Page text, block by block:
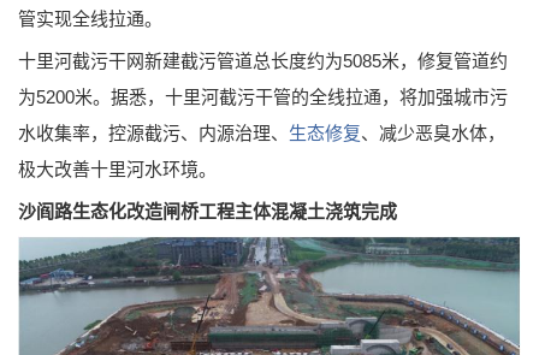
管实现全线拉通。
十里河截污干网新建截污管道总长度约为5085米，修复管道约
为5200米。据悉，十里河截污干管的全线拉通，将加强城市污
水收集率，控源截污、内源治理、 生态修复、减少恶臭水体，
极大改善十里河水环境。
沙阎路生态化改造闸桥工程主体混凝土浇筑完成